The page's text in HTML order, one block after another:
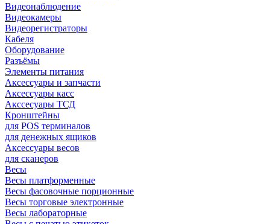
Видеонаблюдение
Видеокамеры
Видеорегистраторы
Кабеля
Оборудование
Разъёмы
Элементы питания
Аксессуары и запчасти
Аксессуары касс
Акссесуары ТСД
Кронштейны
для POS терминалов
для денежных ящиков
Аксессуары весов
для сканеров
Весы
Весы платформенные
Весы фасовочные порционные
Весы торговые электронные
Весы лабораторные